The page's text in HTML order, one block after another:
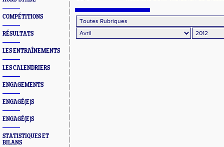
COMPÉTITIONS
RÉSULTATS
LES ENTRAÎNEMENTS
LES CALENDRIERS
ENGAGEMENTS
ENGAGÉ(E)S
ENGAGÉ(E)S
STATISTIQUES ET
BILANS